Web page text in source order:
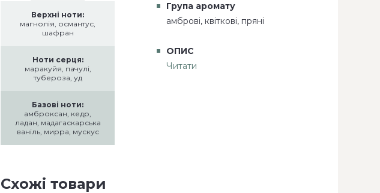
Верхні ноти:
магнолія, османтус,
шафран
Ноти серця:
маракуйя, пачулі,
тубероза, уд
Базові ноти:
амброксан, кедр,
ладан, мадагаскарська
ваніль, мирра, мускус
Група аромату
амброві, квіткові, пряні
ОПИС
Читати
Схожі товари